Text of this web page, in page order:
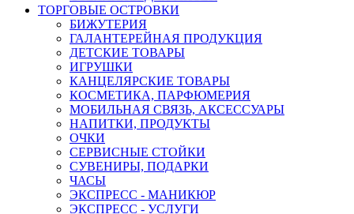
ТОРГОВЫЕ ОСТРОВКИ
БИЖУТЕРИЯ
ГАЛАНТЕРЕЙНАЯ ПРОДУКЦИЯ
ДЕТСКИЕ ТОВАРЫ
ИГРУШКИ
КАНЦЕЛЯРСКИЕ ТОВАРЫ
КОСМЕТИКА, ПАРФЮМЕРИЯ
МОБИЛЬНАЯ СВЯЗЬ, АКСЕССУАРЫ
НАПИТКИ, ПРОДУКТЫ
ОЧКИ
СЕРВИСНЫЕ СТОЙКИ
СУВЕНИРЫ, ПОДАРКИ
ЧАСЫ
ЭКСПРЕСС - МАНИКЮР
ЭКСПРЕСС - УСЛУГИ